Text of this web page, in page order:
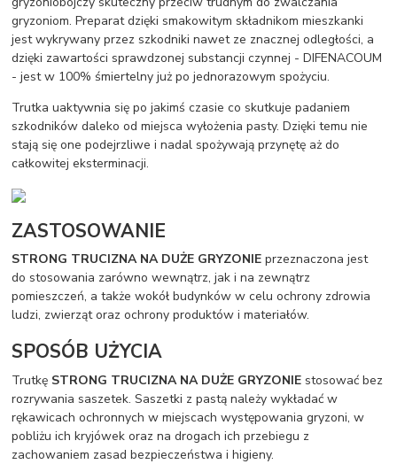
gryzoniom. Preparat dzięki smakowitym składnikom mieszkanki
jest wykrywany przez szkodniki nawet ze znacznej odległości, a
dzięki zawartości sprawdzonej substancji czynnej - DIFENACOUM
- jest w 100% śmiertelny już po jednorazowym spożyciu.
Trutka uaktywnia się po jakimś czasie co skutkuje padaniem
szkodników daleko od miejsca wyłożenia pasty. Dzięki temu nie
stają się one podejrzliwe i nadal spożywają przynętę aż do
całkowitej eksterminacji.
ZASTOSOWANIE
STRONG TRUCIZNA NA DUŻE GRYZONIE przeznaczona jest
do stosowania zarówno wewnątrz, jak i na zewnątrz
pomieszczeń, a także wokół budynków w celu ochrony zdrowia
ludzi, zwierząt oraz ochrony produktów i materiałów.
SPOSÓB UŻYCIA
Trutkę STRONG TRUCIZNA NA DUŻE GRYZONIE stosować bez
rozrywania saszetek. Saszetki z pastą należy wykładać w
rękawicach ochronnych w miejscach występowania gryzoni, w
pobliżu ich kryjówek oraz na drogach ich przebiegu z
zachowaniem zasad bezpieczeństwa i higieny.